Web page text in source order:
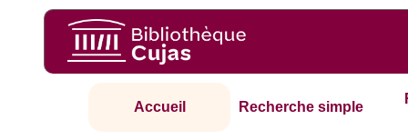
Accueil Recherche simple